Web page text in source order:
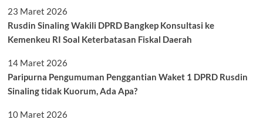
23 Maret 2026
Rusdin Sinaling Wakili DPRD Bangkep Konsultasi ke
Kemenkeu RI Soal Keterbatasan Fiskal Daerah
14 Maret 2026
Paripurna Pengumuman Penggantian Waket 1 DPRD Rusdin
Sinaling tidak Kuorum, Ada Apa?
10 Maret 2026